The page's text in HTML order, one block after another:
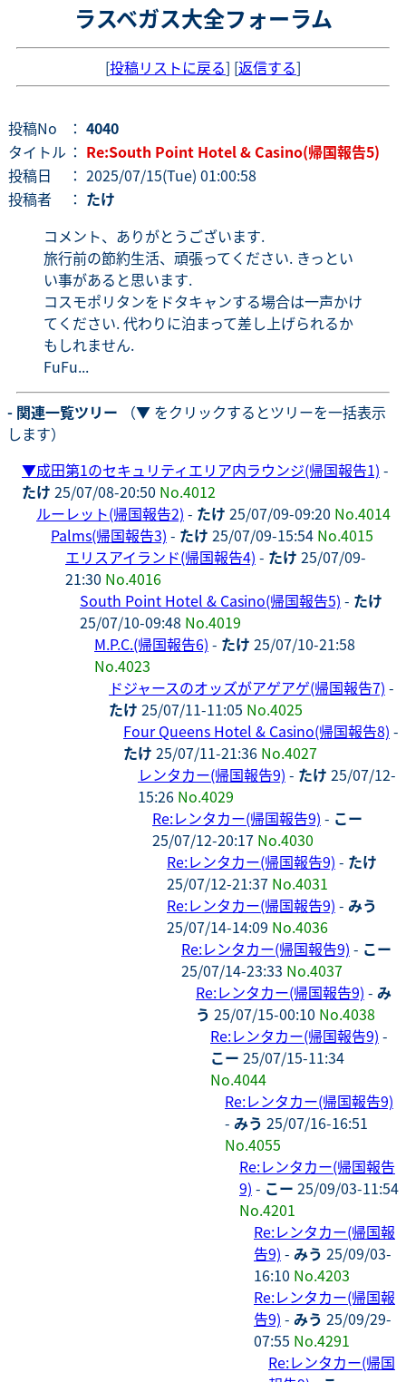
ラスベガス大全フォーラム
[投稿リストに戻る] [返信する]
投稿No ： 4040
タイトル ： Re:South Point Hotel & Casino(帰国報告5)
投稿日
： 2025/07/15(Tue) 01:00:58
投稿者
： たけ
コメント、ありがとうございます.
旅行前の節約生活、頑張ってください. きっとい
い事があると思います.
コスモポリタンをドタキャンする場合は一声かけ
てください. 代わりに泊まって差し上げられるか
もしれません.
FuFu...
- 関連一覧ツリー （▼ をクリックするとツリーを一括表示
します）
▼成田第1のセキュリティエリア内ラウンジ(帰国報告1) -
たけ 25/07/08-20:50 No.4012
ルーレット(帰国報告2) - たけ 25/07/09-09:20 No.4014
Palms(帰国報告3) - たけ 25/07/09-15:54 No.4015
エリスアイランド(帰国報告4) - たけ 25/07/09-
21:30 No.4016
South Point Hotel & Casino(帰国報告5) - たけ
25/07/10-09:48 No.4019
M.P.C.(帰国報告6) - たけ 25/07/10-21:58
No.4023
ドジャースのオッズがアゲアゲ(帰国報告7) -
たけ 25/07/11-11:05 No.4025
Four Queens Hotel & Casino(帰国報告8) -
たけ 25/07/11-21:36 No.4027
レンタカー(帰国報告9) - たけ 25/07/12-
15:26 No.4029
Re:レンタカー(帰国報告9) - こー
25/07/12-20:17 No.4030
Re:レンタカー(帰国報告9) - たけ
25/07/12-21:37 No.4031
Re:レンタカー(帰国報告9) - みう
25/07/14-14:09 No.4036
Re:レンタカー(帰国報告9) - こー
25/07/14-23:33 No.4037
Re:レンタカー(帰国報告9) - み
う 25/07/15-00:10 No.4038
Re:レンタカー(帰国報告9) -
こー 25/07/15-11:34
No.4044
Re:レンタカー(帰国報告9)
- みう 25/07/16-16:51
No.4055
Re:レンタカー(帰国報告
9) - こー 25/09/03-11:54
No.4201
Re:レンタカー(帰国報
告9) - みう 25/09/03-
16:10 No.4203
Re:レンタカー(帰国報
告9) - みう 25/09/29-
07:55 No.4291
Re:レンタカー(帰国